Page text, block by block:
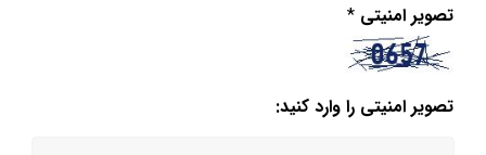
تصویر امنیتی *
تصویر امنیتی را وارد کنید: